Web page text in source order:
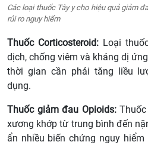
Các loại thuốc Tây y cho hiệu quả giảm
rủi ro nguy hiểm
Thuốc Corticosteroid: Loại
dịch, chống viêm và kháng dị
thời gian cần phải tăng liều
dụng.
Thuốc giảm đau Opioids:Thuốc
xương khớp từ trung bình đến
ẩn nhiều biến chứng nguy